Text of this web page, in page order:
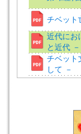
チベット
近代にお
と近代 －
チベット
して －